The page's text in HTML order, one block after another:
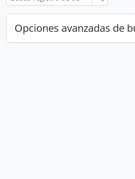
Opciones avanzadas de